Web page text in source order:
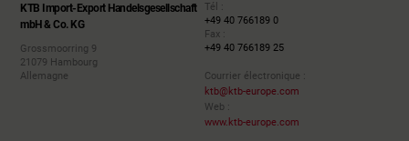
KTB Import-Export Handelsgesellschaft
mbH & Co. KG
Grossmoorring 9
21079 Hambourg
Allemagne
Tél :
+49 40 766189 0
Fax :
+49 40 766189 25
Courrier électronique :
ktb@ktb-europe.com
Web :
www.ktb-europe.com